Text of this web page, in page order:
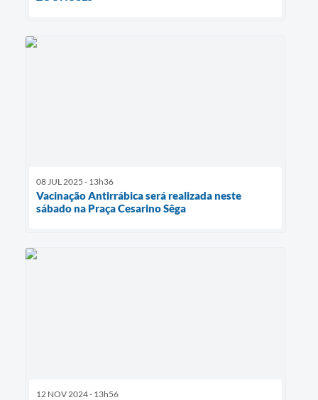
08 JUL 2025 - 13h36
Vacinação Antirrábica será realizada neste
sábado na Praça Cesarino Sêga
12 NOV 2024 - 13h56